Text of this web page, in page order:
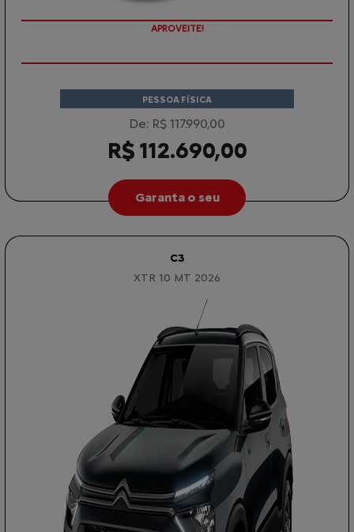
APROVEITE!
PESSOA FÍSICA
De: R$ 117.990,00
R$ 112.690,00
Garanta o seu
C3
XTR 1.0 MT 2026